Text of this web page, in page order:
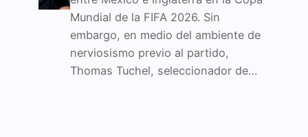
Mundial de la FIFA 2026. Sin
embargo, en medio del ambiente de
nerviosismo previo al partido,
Thomas Tuchel, seleccionador de…